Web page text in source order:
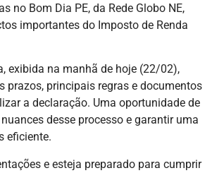
no Bom Dia PE, da Rede Globo NE,
importantes do Imposto de Renda
exibida na manhã de hoje (22/02),
prazos, principais regras e documentos
a declaração. Uma oportunidade de
desse processo e garantir uma
eficiente.
e esteja preparado para cumprir